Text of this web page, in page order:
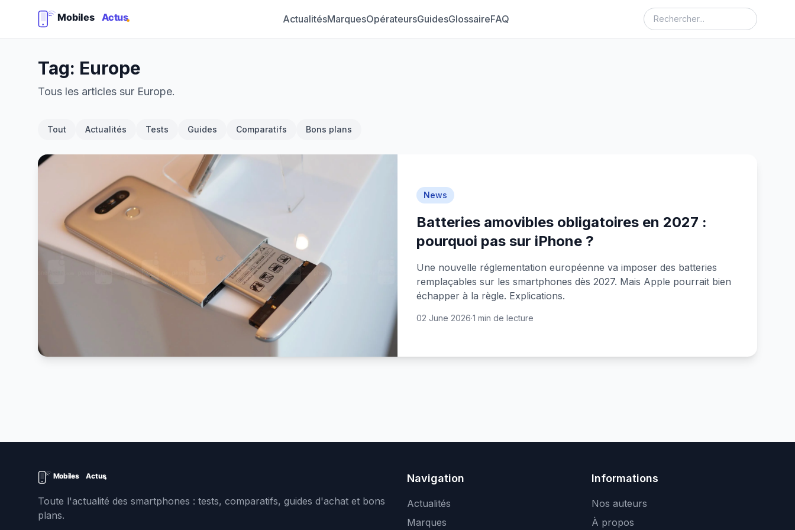
ActualitésMarquesOpérateursGuidesGlossaireFAQ
Tag: Europe
Tous les articles sur Europe.
Tout Actualités Tests Guides Comparatifs Bons plans
News
Batteries amovibles obligatoires en 2027 :
pourquoi pas sur iPhone ?
Une nouvelle réglementation européenne va imposer des batteries
remplaçables sur les smartphones dès 2027. Mais Apple pourrait bien
échapper à la règle. Explications.
02 June 2026·1 min de lecture
Toute l'actualité des smartphones : tests, comparatifs, guides d'achat et bons
plans.
Navigation
Actualités
Marques
Informations
Nos auteurs
À propos